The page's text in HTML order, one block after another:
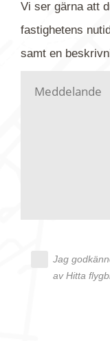
gärna av tavlan
din förfrågan till
kontaktar dig så
Vi ser gärna att
fastighetens
samt en
Jag
av Hitta